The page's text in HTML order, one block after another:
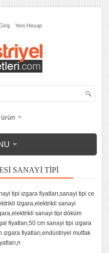
Yeni Hesap
SANAYI TIPI
tipi ızgara fiyatları,sanayi tipi ce
Izgara,elektrikli sanayi
sanayi tipi döküm
fiyatları,50 cm sanayi tipi ızgara
fiyatları,endüstriyel mutfak